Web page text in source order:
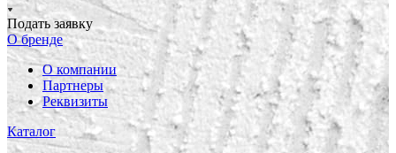
Подать заявку
О бренде
О компании
Партнеры
Реквизиты
Каталог